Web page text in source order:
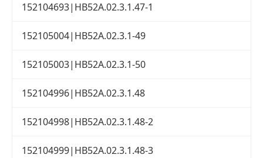
152104693|HB52A.02.3.1.47-1
152105004|HB52A.02.3.1-49
152105003|HB52A.02.3.1-50
152104996|HB52A.02.3.1.48
152104998|HB52A.02.3.1.48-2
152104999|HB52A.02.3.1.48-3